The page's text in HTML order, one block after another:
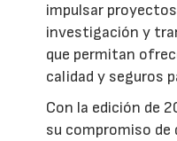
impulsar
investigación y
que permitan
calidad y seguros
Con la edición de
su compromiso de